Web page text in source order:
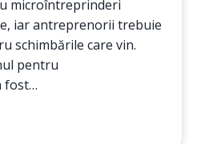
microîntreprinderi
iar antreprenorii trebuie
schimbările care vin.
pentru
fost…